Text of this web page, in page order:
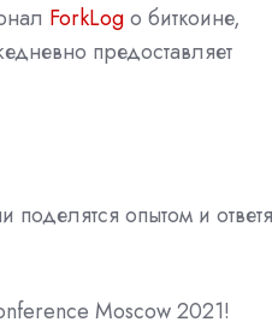
ForkLogо биткоине,
предоставляет
опытом и
Moscow 2021!